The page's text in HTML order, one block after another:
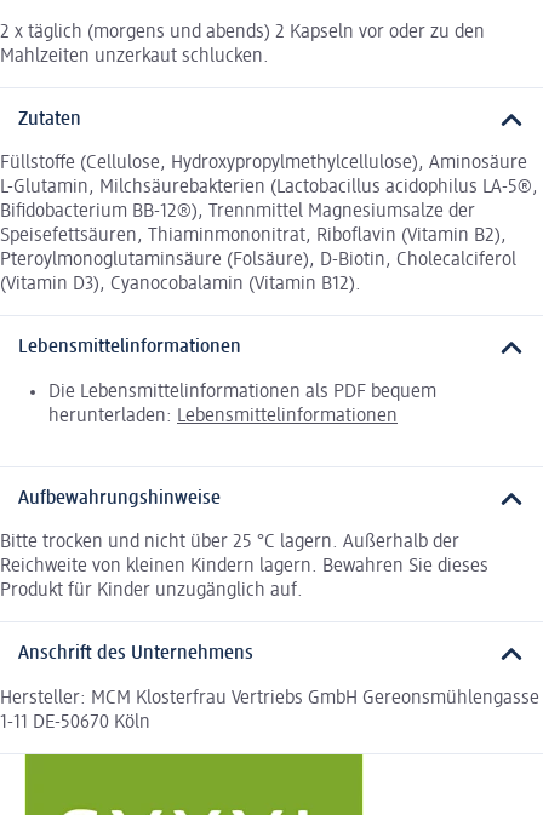
2 x täglich (morgens und abends) 2 Kapseln vor oder zu den
Mahlzeiten unzerkaut schlucken.
Zutaten
Füllstoffe (Cellulose, Hydroxypropylmethylcellulose), Aminosäure
L-Glutamin, Milchsäurebakterien (Lactobacillus acidophilus LA-5®,
Bifidobacterium BB-12®), Trennmittel Magnesiumsalze der
Speisefettsäuren, Thiaminmononitrat, Riboflavin (Vitamin B2),
Pteroylmonoglutaminsäure (Folsäure), D-Biotin, Cholecalciferol
(Vitamin D3), Cyanocobalamin (Vitamin B12).
Lebensmittelinformationen
Die Lebensmittelinformationen als PDF bequem
herunterladen: Lebensmittelinformationen
Aufbewahrungshinweise
Bitte trocken und nicht über 25 °C lagern. Außerhalb der
Reichweite von kleinen Kindern lagern. Bewahren Sie dieses
Produkt für Kinder unzugänglich auf.
Anschrift des Unternehmens
Hersteller: MCM Klosterfrau Vertriebs GmbH Gereonsmühlengasse
1-11 DE-50670 Köln